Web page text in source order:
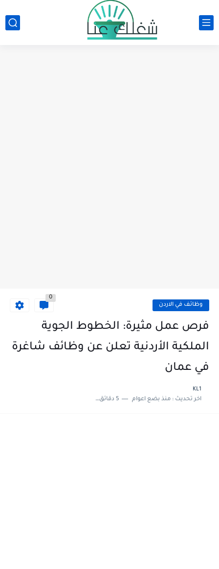
وظائف في الاردن
0
فرص عمل مثيرة: الخطوط الجوية
الملكية الأردنية تعلن عن وظائف شاغرة
في عمان
KL1
اخر تحديث :منذ بضع اعوام 5 دقائق للقراءة